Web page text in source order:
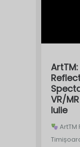
VR/
Iulie